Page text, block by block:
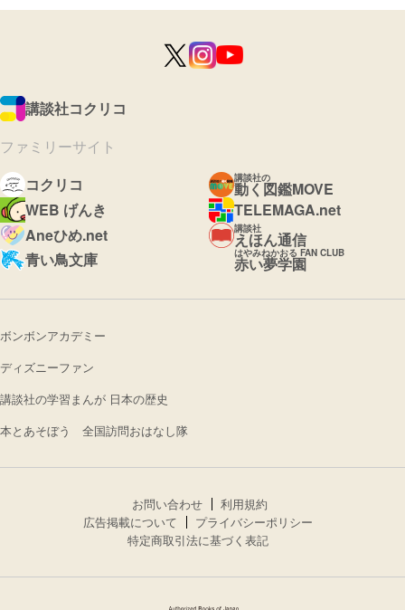
講談社コクリコ
ファミリーサイト
コクリコ
講談社の
動く図鑑MOVE
WEB げんき
TELEMAGA.net
Aneひめ.net
講談社
えほん通信
青い鳥文庫
はやみねかおる FAN CLUB
赤い夢学園
ボンボンアカデミー
ディズニーファン
講談社の学習まんが 日本の歴史
本とあそぼう 全国訪問おはなし隊
お問い合わせ
利用規約
広告掲載について
プライバシーポリシー
特定商取引法に基づく表記